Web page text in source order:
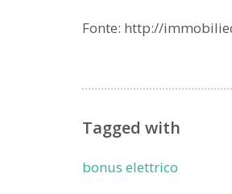
Fonte: http://
Tagged with
bonus elettrico